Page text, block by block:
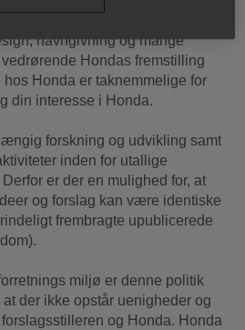
navngivning og mange
Hondas fremstilling
Honda er taknemmelige for
din interesse i Honda.
forskning og udvikling samt
inden for utallige
er der en mulighed for, at
og forslag kan være identiske
frembragte upublicerede
miljø er denne politik
der ikke opstår uenigheder og
og Honda. Honda